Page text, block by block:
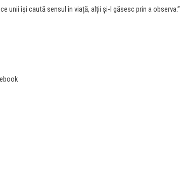
unii își caută sensul în viață, alții și-l găsesc prin a observa.”